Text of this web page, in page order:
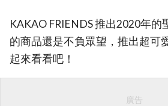
KAKAO FRIENDS 推出2020年
的商品還是不負眾望，推出超可
起來看看吧！
廣告